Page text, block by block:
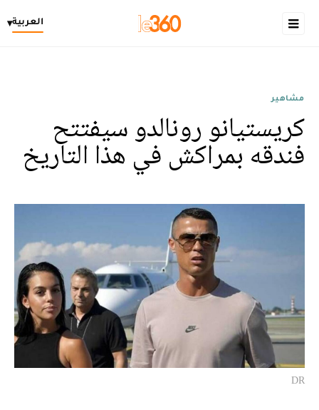
العربية▾
مشاهير
كريستيانو رونالدو سيفتتح
فندقه بمراكش في هذا التاريخ
DR